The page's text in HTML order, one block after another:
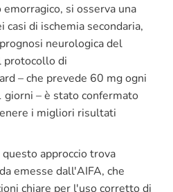
si osserva una
casi di ischemia secondaria,
neurologica del
protocollo di
– che prevede 60 mg ogni
– è stato confermato
i migliori risultati
approccio trova
emesse dall'AIFA, che
chiare per l'uso corretto di